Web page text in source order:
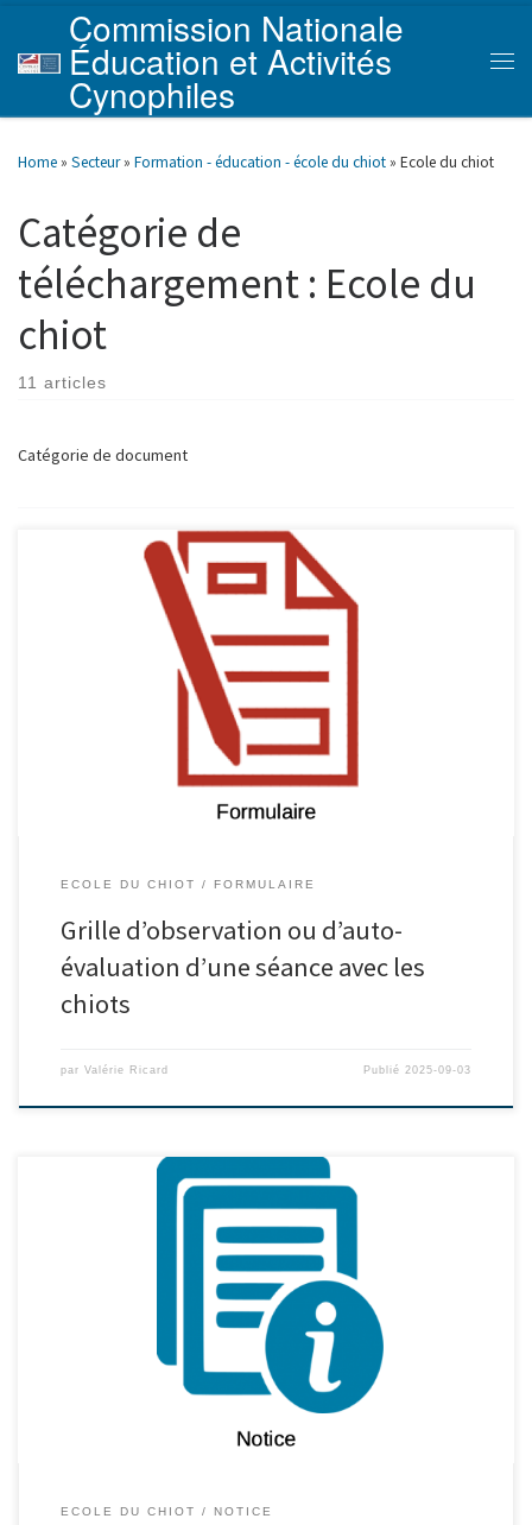
Skip to content
Commission Nationale
Éducation et Activités
Cynophiles
Home » Secteur» Formation - éducation - école du chiot » Ecole du chiot
Catégorie de
téléchargement : Ecole du
chiot
11 articles
Catégorie de document
ECOLE DU CHIOT FORMULAIRE
Grille d’observation ou d’auto-
évaluation d’une séance avec les
chiots
par Valérie Ricard Publié2025-09-03
ECOLE DU CHIOT NOTICE